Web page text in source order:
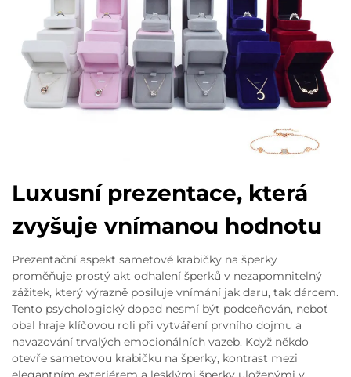
Luxusní prezentace, která
zvyšuje vnímanou hodnotu
Prezentační aspekt sametové krabičky na šperky
proměňuje prostý akt odhalení šperků v nezapomnitelný
zážitek, který výrazně posiluje vnímání jak daru, tak dárcem.
Tento psychologický dopad nesmí být podceňován, neboť
obal hraje klíčovou roli při vytváření prvního dojmu a
navazování trvalých emocionálních vazeb. Když někdo
otevře sametovou krabičku na šperky, kontrast mezi